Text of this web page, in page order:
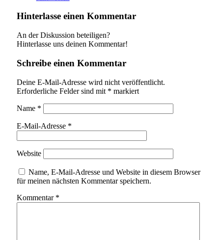
Hinterlasse einen Kommentar
An der Diskussion beteiligen?
Hinterlasse uns deinen Kommentar!
Schreibe einen Kommentar
Deine E-Mail-Adresse wird nicht veröffentlicht.
Erforderliche Felder sind mit * markiert
Name *
E-Mail-Adresse *
Website
Name, E-Mail-Adresse und Website in diesem Browser
für meinen nächsten Kommentar speichern.
Kommentar *